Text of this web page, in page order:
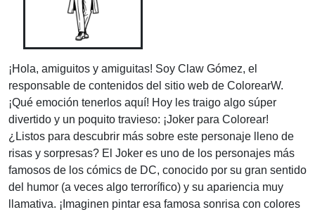
¡Hola, amiguitos y amiguitas! Soy Claw Gómez, el
responsable de contenidos del sitio web de ColorearW.
¡Qué emoción tenerlos aquí! Hoy les traigo algo súper
divertido y un poquito travieso: ¡Joker para Colorear!
¿Listos para descubrir más sobre este personaje lleno de
risas y sorpresas? El Joker es uno de los personajes más
famosos de los cómics de DC, conocido por su gran sentido
del humor (a veces algo terrorífico) y su apariencia muy
llamativa. ¡Imaginen pintar esa famosa sonrisa con colores